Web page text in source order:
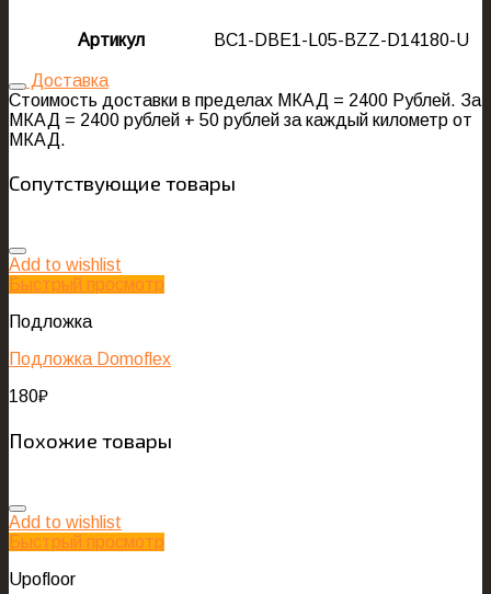
Артикул BC1-DBE1-L05-BZZ-D14180-U
Доставка
Стоимость доставки в пределах МКАД = 2400 Рублей. За
МКАД = 2400 рублей + 50 рублей за каждый километр от
МКАД.
Сопутствующие товары
Add to wishlist
Быстрый просмотр
Подложка
Подложка Domoflex
180₽
Похожие товары
Add to wishlist
Быстрый просмотр
Upofloor